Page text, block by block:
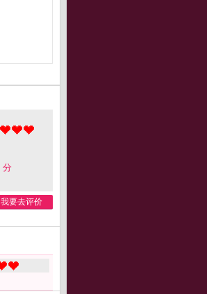
分
我要去评价